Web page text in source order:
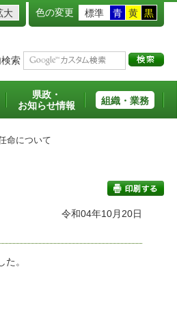
大 色の変更 標準 青 黄 黒
索
県政・
お知らせ情報
組織・業務
命について
印刷する
令和04年10月20日
。